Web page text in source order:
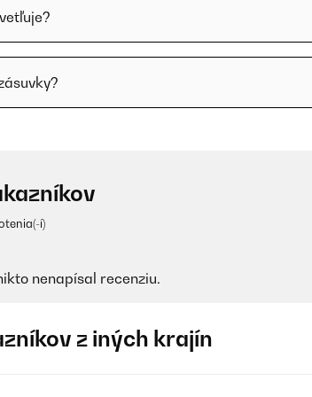
í)
nenapísal recenziu.
z iných krajín